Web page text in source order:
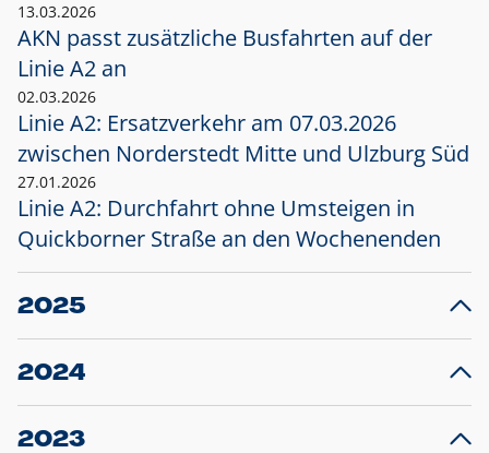
13.03.2026
AKN passt zusätzliche Busfahrten auf der
Linie A2 an
02.03.2026
Linie A2: Ersatzverkehr am 07.03.2026
zwischen Norderstedt Mitte und Ulzburg Süd
27.01.2026
Linie A2: Durchfahrt ohne Umsteigen in
Quickborner Straße an den Wochenenden
2025
23.12.2025
Projekt S5: Start der Bauarbeiten am
2024
10.12.2024
Großprojekt S5: Sperrung der Bahnstraße in
2023